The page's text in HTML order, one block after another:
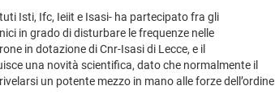
Isti, Ifc, Ieiit e Isasi- ha partecipato fra gli
in grado di disturbare le frequenze nelle
in dotazione di Cnr-Isasi di Lecce, e il
una novità scientifica, dato che normalmente il
un potente mezzo in mano alle forze dell’ordine